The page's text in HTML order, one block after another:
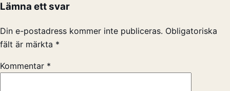
Lämna ett svar
Din e-postadress kommer inte publiceras. Obligatoriska
fält är märkta *
Kommentar *